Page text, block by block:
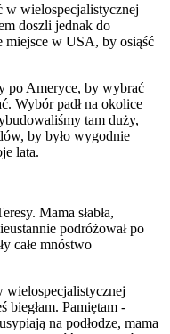
w wielospecjalistycznej
doszli jednak do
miejsce w USA, by osiąść
po Ameryce, by wybrać
Wybór padł na okolice
tam duży,
by było wygodnie
lata.
Mama słabła,
podróżował po
całe mnóstwo
wielospecjalistycznej
biegłam. Pamiętam -
na podłodze, mama